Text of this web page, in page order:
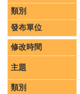
訊
息
公
告
業
務
訊